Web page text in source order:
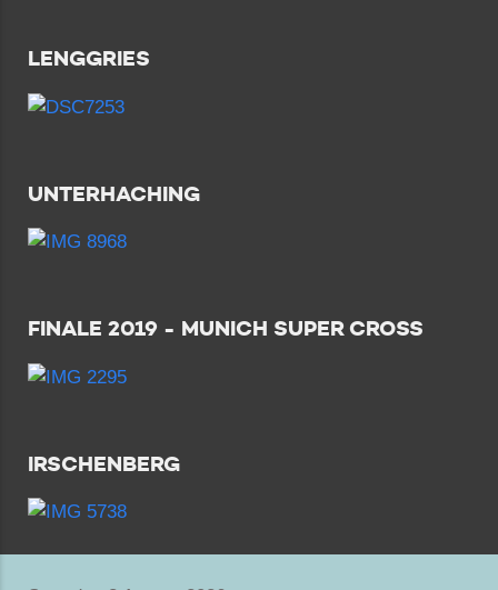
LENGGRIES
UNTERHACHING
FINALE 2019 - MUNICH SUPER CROSS
IRSCHENBERG